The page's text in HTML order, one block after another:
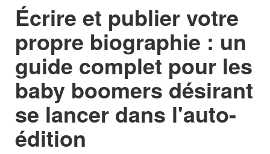
Écrire et publier votre
propre biographie : un
guide complet pour les
baby boomers désirant
se lancer dans l'auto-
édition